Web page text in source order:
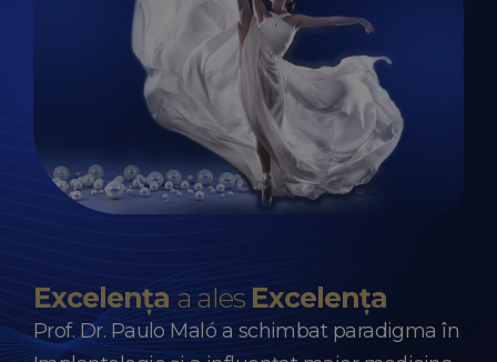
Excelența a ales Excelența
Prof. Dr. Paulo Maló a schimbat paradigma în